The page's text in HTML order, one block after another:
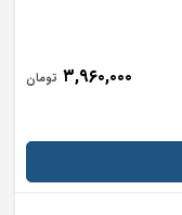
۳,۹۶۰,۰۰۰ تومان